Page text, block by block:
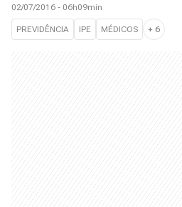
02/07/2016 - 06h09min
PREVIDÊNCIA IPE MÉDICOS + 6